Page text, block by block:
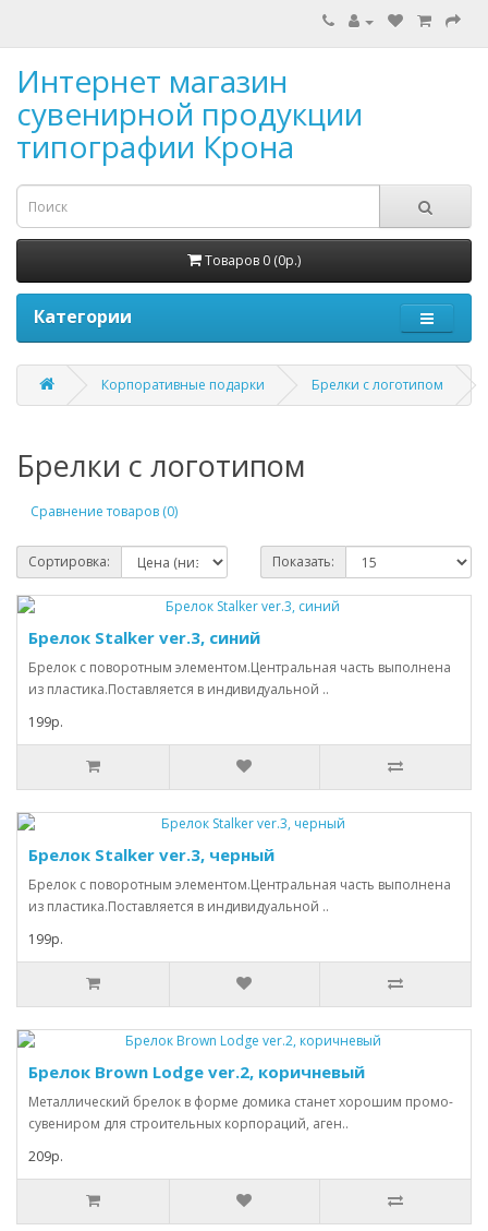
Интернет магазин
сувенирной продукции
типографии Крона
Товаров 0 (0р.)
Категории
Корпоративные подарки Брелки с логотипом
Брелки с логотипом
Сравнение товаров (0)
Сортировка: Показать:
Брелок Stalker ver.3, синий
Брелок с поворотным элементом.Центральная часть выполнена
из пластика.Поставляется в индивидуальной ..
199р.
Брелок Stalker ver.3, черный
Брелок с поворотным элементом.Центральная часть выполнена
из пластика.Поставляется в индивидуальной ..
199р.
Брелок Brown Lodge ver.2, коричневый
Металлический брелок в форме домика станет хорошим промо-
сувениром для строительных корпораций, аген..
209р.